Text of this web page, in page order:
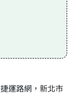
運路網，新北市